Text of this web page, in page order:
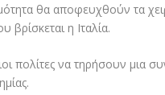
θα αποφευχθούν τα
η Ιταλία.
πολίτες να τηρήσουν